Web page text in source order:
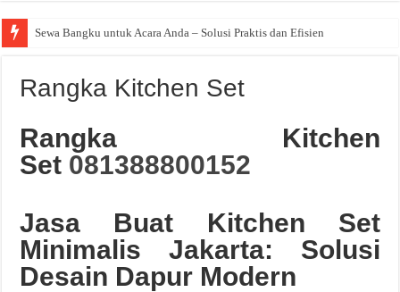
Sewa Bangku untuk Acara Anda – Solusi Praktis dan Efisien
Rangka Kitchen Set
Rangka Kitchen
Set 081388800152
Jasa Buat Kitchen Set
Minimalis Jakarta: Solusi
Desain Dapur Modern